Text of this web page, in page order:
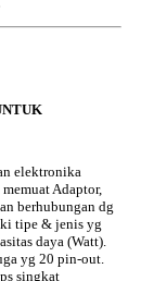
elektronika
Adaptor,
berhubungan dg
tipe & jenis yg
daya (Watt).
yg 20 pin-out.
singkat